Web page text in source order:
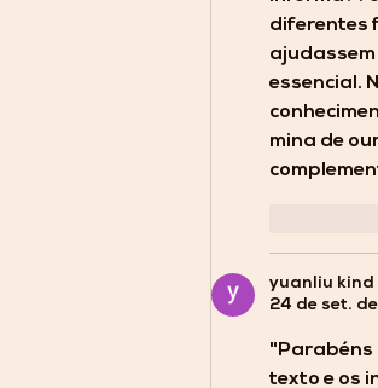
diferentes
essencial.
mina de
yuanliu kind
24 de set.
"Parabéns
texto e os